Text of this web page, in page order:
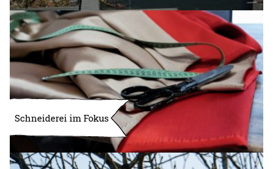
Schneiderei im Fokus